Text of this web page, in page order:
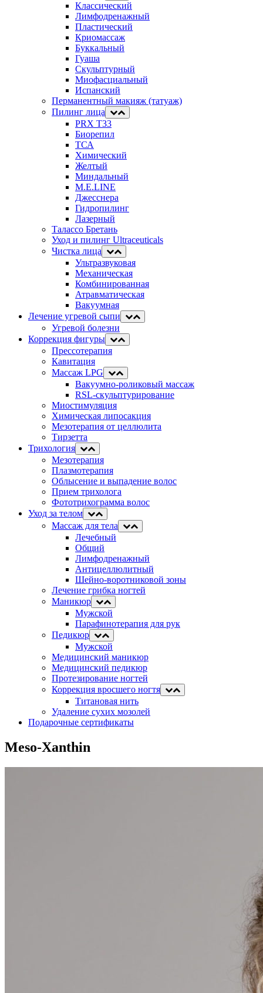
Классический
Лимфодренажный
Пластический
Криомассаж
Буккальный
Гуаша
Скульптурный
Миофасциальный
Испанский
Перманентный макияж (татуаж)
Пилинг лица
PRX T33
Биорепил
ТСА
Химический
Желтый
Миндальный
M.E.LINE
Джесснера
Гидропилинг
Лазерный
Талассо Бретань
Уход и пилинг Ultraceuticals
Чистка лица
Ультразвуковая
Механическая
Комбинированная
Атравматическая
Вакуумная
Лечение угревой сыпи
Угревой болезни
Коррекция фигуры
Прессотерапия
Кавитация
Массаж LPG
Вакуумно-роликовый массаж
RSL-скульптурирование
Миостимуляция
Химическая липосакция
Мезотерапия от целлюлита
Тирзетта
Трихология
Мезотерапия
Плазмотерапия
Облысение и выпадение волос
Прием трихолога
Фототрихограмма волос
Уход за телом
Массаж для тела
Лечебный
Общий
Лимфодренажный
Антицеллюлитный
Шейно-воротниковой зоны
Лечение грибка ногтей
Маникюр
Мужской
Парафинотерапия для рук
Педикюр
Мужской
Медицинский маникюр
Медицинский педикюр
Протезирование ногтей
Коррекция вросшего ногтя
Титановая нить
Удаление сухих мозолей
Подарочные сертификаты
Meso-Xanthin